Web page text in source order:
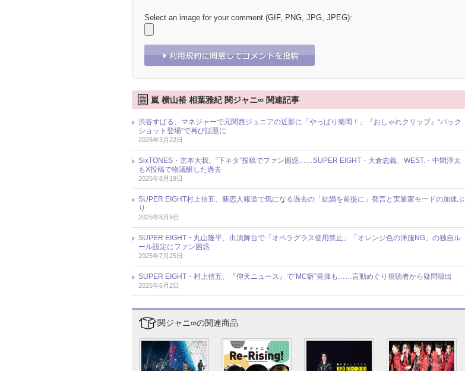
Select an image for your comment (GIF, PNG, JPG, JPEG):
嵐 横山裕 相葉雅紀 関ジャニ∞ 関連記事
渋谷すばる、マネジャーで元関西ジュニアの近影に「やっぱり菊岡！」『おしゃれクリップ』“バック
ショット登場”で再び話題に
2026年3月22日
SixTONES・京本大我、“下ネタ”投稿でファン困惑……SUPER EIGHT・大倉忠義、WEST.・中間淳太
もX投稿で物議醸した過去
2025年8月19日
SUPER EIGHT村上信五、新恋人報道で気になる過去の「結婚を前提に」発言と実業家モードの加速ぶ
り
2025年8月9日
SUPER EIGHT・丸山隆平、出演舞台で「オペラグラス使用禁止」「オレンジ色の洋服NG」の独自ル
ール設定にファン困惑
2025年7月25日
SUPER EIGHT・村上信五、『仰天ニュース』で“MC癖”発揮も……言動めぐり視聴者から疑問噴出
2025年6月2日
関ジャニ∞の関連商品